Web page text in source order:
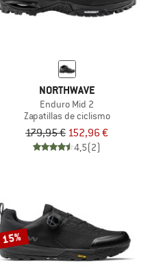
NORTHWAVE
Enduro Mid 2
Zapatillas de ciclismo
179,95 € 152,96 €
4,5(2)
15%